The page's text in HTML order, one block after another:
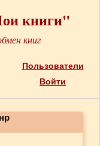
книги"
книг
Пользователи
Войти